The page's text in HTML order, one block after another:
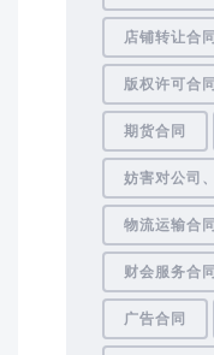
店铺转让合同
版权许可合同
期货合同
妨害对公司
物流运输合同
财会服务合同
广告合同